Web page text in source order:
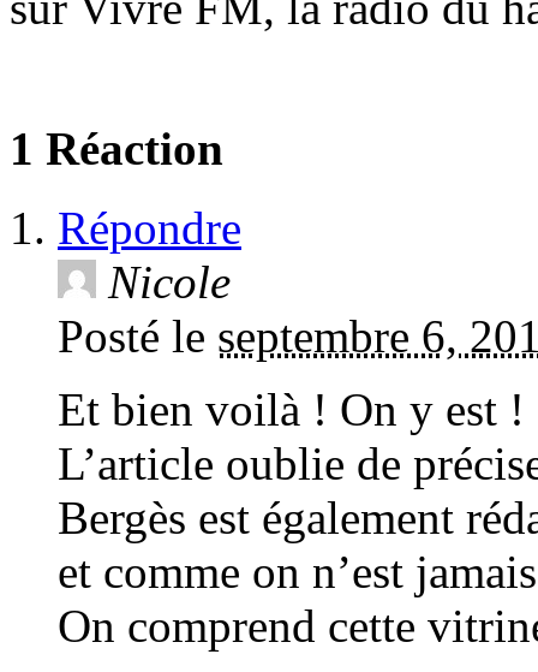
1 Réaction
Répondre
Nicole
Posté le septembre 6,
Et bien voilà ! On y est !
L’article oublie de
Bergès est également
et comme on n’est
On comprend cette